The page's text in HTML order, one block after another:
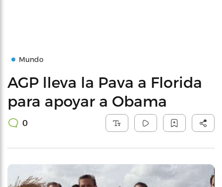
Mundo
AGP lleva la Pava a Florida
para apoyar a Obama
0